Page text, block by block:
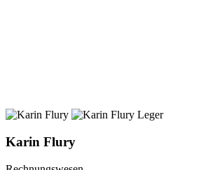
Karin Flury